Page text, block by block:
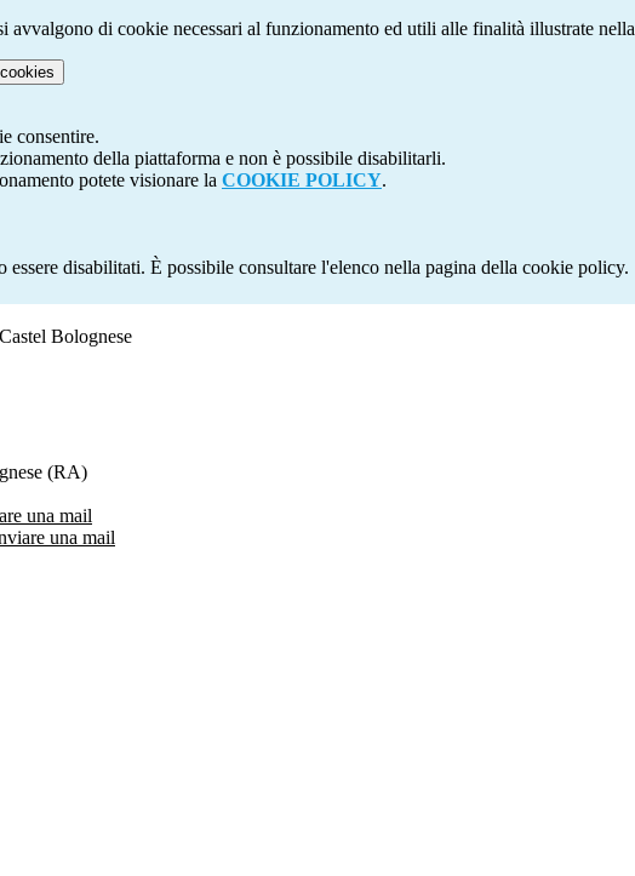
avvalgono di cookie necessari al funzionamento ed utili alle finalità illustrate nella
consentire.
della piattaforma e non è possibile disabilitarli.
potete visionare la COOKIE POLICY.
disabilitati. È possibile consultare l'elenco nella pagina della cookie policy.
Bolognese
(RA)
una mail
una mail